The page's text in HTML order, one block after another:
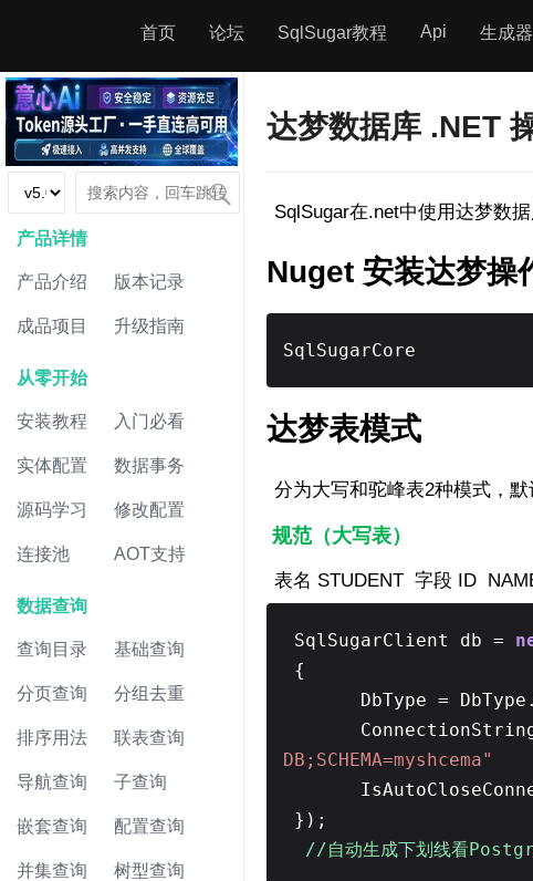
首页 论坛 SqlSugar教程 Api 生成器
产品详情
产品介绍 版本记录
成品项目 升级指南
从零开始
安装教程 入门必看
实体配置 数据事务
源码学习 修改配置
连接池 AOT支持
数据查询
查询目录 基础查询
分页查询 分组去重
排序用法 联表查询
导航查询 子查询
嵌套查询 配置查询
并集查询 树型查询
达梦数据库 .NET
SqlSugar在.net中使用达梦数
Nuget 安装达梦操
SqlSugarCore
达梦表模式
分为大写和驼峰表2种模式，
规范（大写表）
表名 STUDENT 字段 ID
SqlSugarClient db =
{
DbType =
DB;SCHEMA=myshcema"
});
//自动生成下划线看